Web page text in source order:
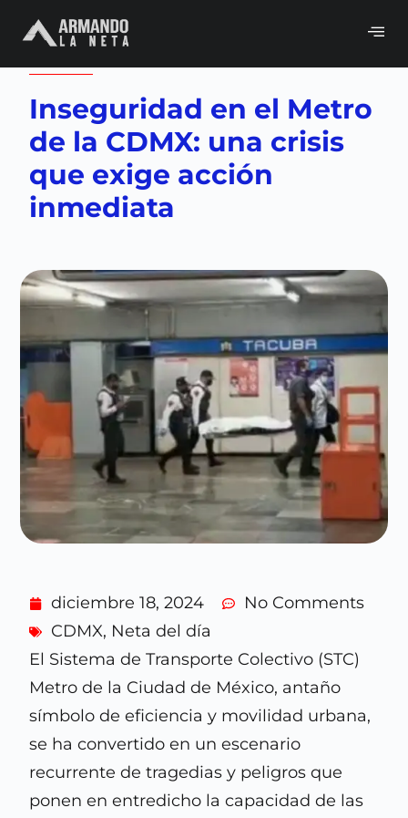
Volver a CDMX
Inseguridad en el Metro
de la CDMX: una crisis
que exige acción
inmediata
diciembre 18, 2024
No Comments
CDMX, Neta del día
El Sistema de Transporte Colectivo (STC)
Metro de la Ciudad de México, antaño
símbolo de eficiencia y movilidad urbana,
se ha convertido en un escenario
recurrente de tragedias y peligros que
ponen en entredicho la capacidad de las